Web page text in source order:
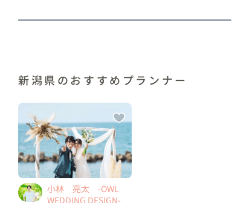
新潟県のおすすめプランナー
小林 亮太 -OWL
WEDDING DESIGN-